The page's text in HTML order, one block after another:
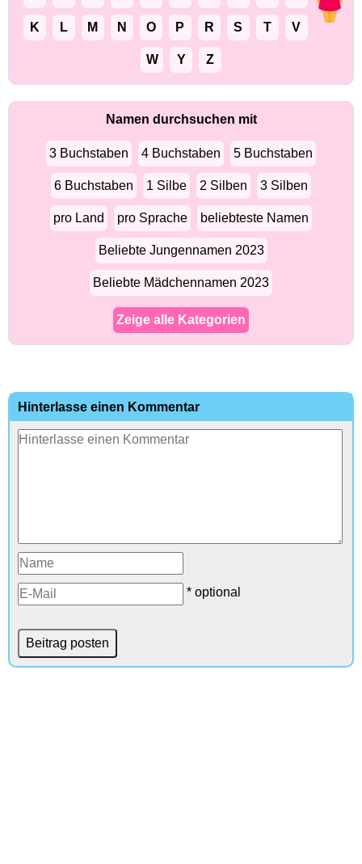
K L M N O P R S T V
W Y Z
Namen durchsuchen mit
3 Buchstaben 4 Buchstaben 5 Buchstaben
6 Buchstaben 1 Silbe 2 Silben 3 Silben
pro Land pro Sprache beliebteste Namen
Beliebte Jungennamen 2023
Beliebte Mädchennamen 2023
Zeige alle Kategorien
Hinterlasse einen Kommentar
* optional